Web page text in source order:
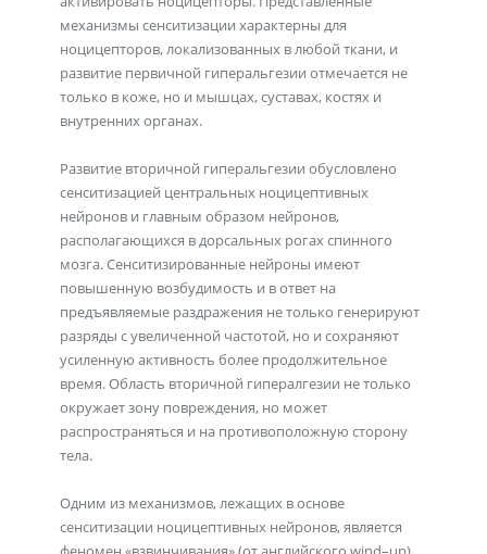
механизмы сенситизации характерны для
ноцицепторов, локализованных в любой ткани, и
развитие первичной гиперальгезии отмечается не
только в коже, но и мышцах, суставах, костях и
внутренних органах.
Развитие вторичной гиперальгезии обусловлено
сенситизацией центральных ноцицептивных
нейронов и главным образом нейронов,
располагающихся в дорсальных рогах спинного
мозга. Сенситизированные нейроны имеют
повышенную возбудимость и в ответ на
предъявляемые раздражения не только генерируют
разряды с увеличенной частотой, но и сохраняют
усиленную активность более продолжительное
время. Область вторичной гипералгезии не только
окружает зону повреждения, но может
распространяться и на противоположную сторону
тела.
Одним из механизмов, лежащих в основе
сенситизации ноцицептивных нейронов, является